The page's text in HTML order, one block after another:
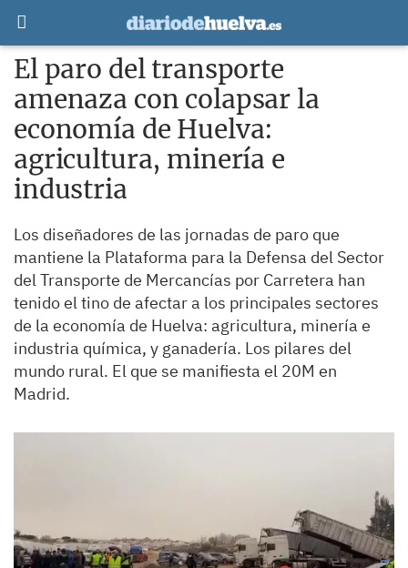
El paro del transporte
amenaza con colapsar la
economía de Huelva:
agricultura, minería e
industria
Los diseñadores de las jornadas de paro que
mantiene la Plataforma para la Defensa del Sector
del Transporte de Mercancías por Carretera han
tenido el tino de afectar a los principales sectores
de la economía de Huelva: agricultura, minería e
industria química, y ganadería. Los pilares del
mundo rural. El que se manifiesta el 20M en
Madrid.